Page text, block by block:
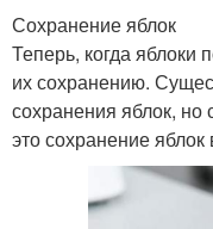
Сохранение яблок
Теперь, когда яблоки
их сохранению.
сохранения яблок,
это сохранение